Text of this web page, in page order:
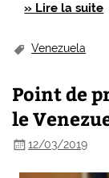
» Lire la suite
Venezuela
Point de
le
12/03/2019